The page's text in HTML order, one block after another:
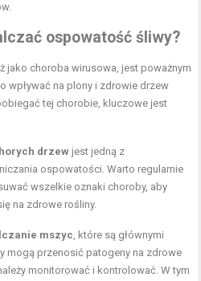
ospowatość śliwy?
jako choroba wirusowa, jest poważnym
wpływać na plony i zdrowie drzew
tej chorobie, kluczowe jest
drzew jest jedną z
ospowatości. Warto regularnie
wszelkie oznaki choroby, aby
na zdrowe rośliny.
mszyc, które są głównymi
mogą przenosić patogeny na zdrowe
monitorować i kontrolować. W tym